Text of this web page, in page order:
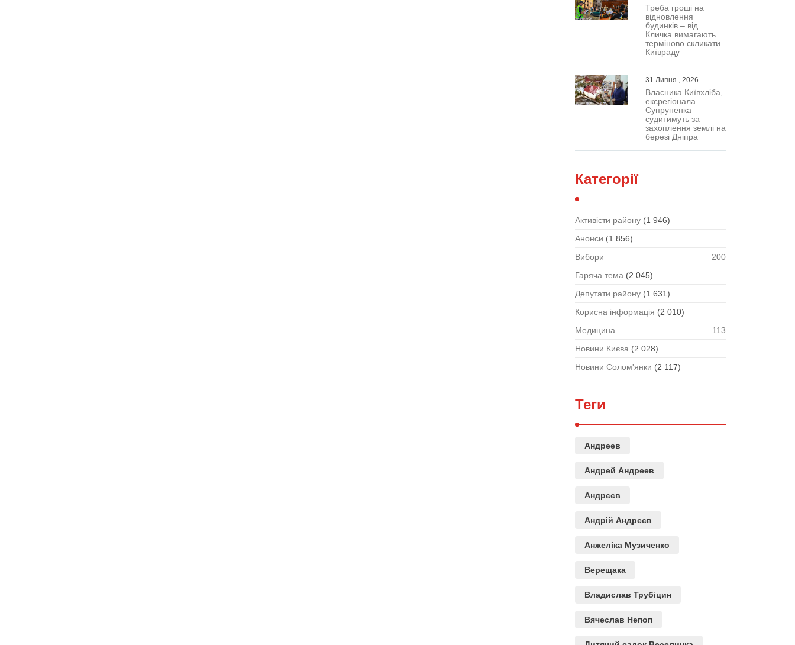
Треба гроші на
відновлення
будинків – від
Кличка вимагають
терміново скликати
Київраду
31 Липня , 2026
Власника Київхліба,
ексрегіонала
Супруненка
судитимуть за
захоплення землі на
березі Дніпра
Категорії
Активісти району (1 946)
Анонси (1 856)
Вибори
200
Гаряча тема (2 045)
Депутати району (1 631)
Корисна інформація (2 010)
Медицина
113
Новини Києва (2 028)
Новини Солом'янки (2 117)
Теги
Андреев
Андрей Андреев
Андрєєв
Андрій Андрєєв
Анжеліка Музиченко
Верещака
Владислав Трубіцин
Вячеслав Непоп